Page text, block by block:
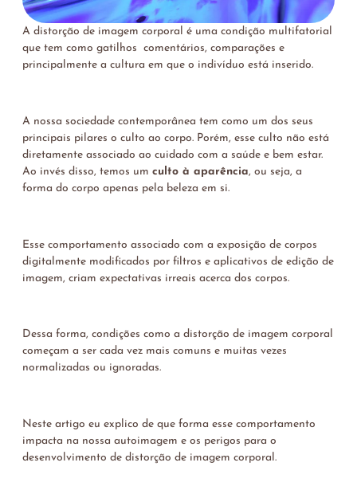
A distorção de imagem corporal é uma condição multifatorial
que tem como gatilhos comentários, comparações e
principalmente a cultura em que o indivíduo está inserido.
A nossa sociedade contemporânea tem como um dos seus
principais pilares o culto ao corpo. Porém, esse culto não está
diretamente associado ao cuidado com a saúde e bem estar.
Ao invés disso, temos um culto à aparência, ou seja, a
forma do corpo apenas pela beleza em si.
Esse comportamento associado com a exposição de corpos
digitalmente modificados por filtros e aplicativos de edição de
imagem, criam expectativas irreais acerca dos corpos.
Dessa forma, condições como a distorção de imagem corporal
começam a ser cada vez mais comuns e muitas vezes
normalizadas ou ignoradas.
Neste artigo eu explico de que forma esse comportamento
impacta na nossa autoimagem e os perigos para o
desenvolvimento de distorção de imagem corporal.